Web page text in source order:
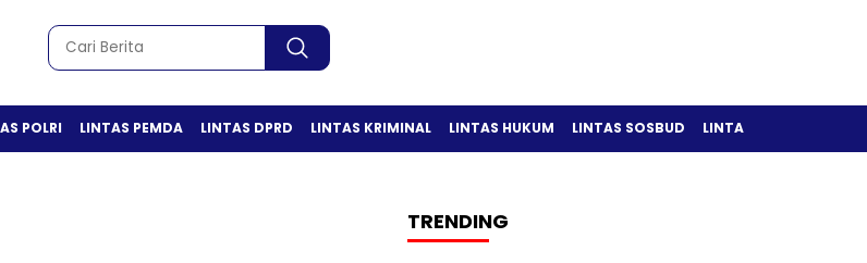
POLRI LINTAS PEMDA LINTAS DPRD LINTAS KRIMINAL LINTAS HUKUM LINTAS SOSBUD LINTAS OLAH RAGA
TRENDING